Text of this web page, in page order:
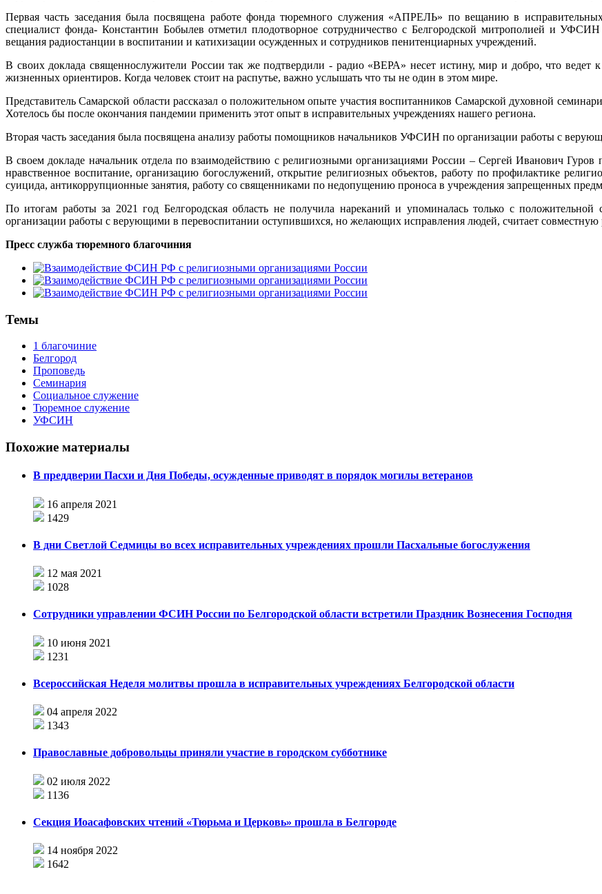
Первая часть заседания была посвящена работе фонда тюремного служения «АПРЕЛЬ» по вещанию в
специалист фонда- Константин Бобылев отметил плодотворное сотрудничество с Белгородской митрополией и
вещания радиостанции в воспитании и катихизации осужденных и сотрудников пенитенциарных учреждений.
В своих доклада священнослужители России так же подтвердили - радио «ВЕРА» несет истину, мир и добро, что
жизненных ориентиров. Когда человек стоит на распутье, важно услышать что ты не один в этом мире.
Представитель Самарской области рассказал о положительном опыте участия воспитанников Самарской духовной
Хотелось бы после окончания пандемии применить этот опыт в исправительных учреждениях нашего региона.
Вторая часть заседания была посвящена анализу работы помощников начальников УФСИН по организации работы с
В своем докладе начальник отдела по взаимодействию с религиозными организациями России – Сергей Иванович
нравственное воспитание, организацию богослужений, открытие религиозных объектов, работу по профилактике
суицида, антикоррупционные занятия, работу со священниками по недопущению проноса в учреждения запрещенных
По итогам работы за 2021 год Белгородская область не получила нареканий и упоминалась только с
организации работы с верующими в перевоспитании оступившихся, но желающих исправления людей, считает совместную
Пресс служба тюремного благочиния
Темы
1 благочиние
Белгород
Проповедь
Семинария
Социальное служение
Тюремное служение
УФСИН
Похожие материалы
В преддверии Пасхи и Дня Победы, осужденные приводят в порядок могилы ветеранов
16 апреля 2021
1429
В дни Светлой Седмицы во всех исправительных учреждениях прошли Пасхальные богослужения
12 мая 2021
1028
Сотрудники управлении ФСИН России по Белгородской области встретили Праздник Вознесения Господня
10 июня 2021
1231
Всероссийская Неделя молитвы прошла в исправительных учреждениях Белгородской области
04 апреля 2022
1343
Православные добровольцы приняли участие в городском субботнике
02 июля 2022
1136
Секция Иоасафовских чтений «Тюрьма и Церковь» прошла в Белгороде
14 ноября 2022
1642